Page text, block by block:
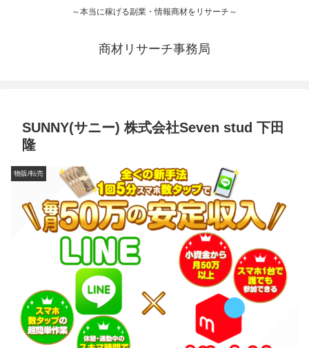
～本当に稼げる副業・情報商材をリサーチ～
商材リサーチ事務局
SUNNY(サニー) 株式会社Seven stud 下田
隆
物販/転売